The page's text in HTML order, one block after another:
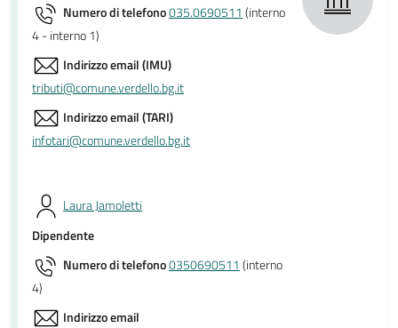
Numero di telefono035.0690511 (interno
4 - interno 1)
Indirizzo email (IMU)
tributi@comune.verdello.bg.it
Indirizzo email (TARI)
infotari@comune.verdello.bg.it
Laura Jamoletti
Dipendente
Numero di telefono0350690511 (interno
4)
Indirizzo email